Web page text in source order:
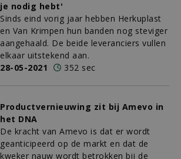
je nodig hebt'
Sinds eind vorig jaar hebben Herkuplast
en Van Krimpen hun banden nog steviger
aangehaald. De beide leveranciers vullen
elkaar uitstekend aan.
28-05-2021
352 sec
Productvernieuwing zit bij Amevo in
het DNA
De kracht van Amevo is dat er wordt
geanticipeerd op de markt en dat de
kweker nauw wordt betrokken bij de